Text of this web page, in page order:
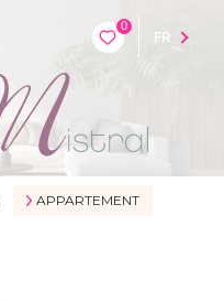
0
FR
APPARTEMENT